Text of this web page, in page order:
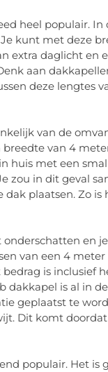
heel populair. In
kunt met deze
extra daglicht en
aan
deze lengtes
van de
van 4
huis met een
zou in dit geval
plaatsen. Zo
en
van een 4
is inclusief
dakkapel is al in
geplaatst te
Dit komt
populair. Het is